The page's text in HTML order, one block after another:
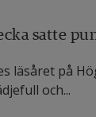
satte
läsåret på
och...